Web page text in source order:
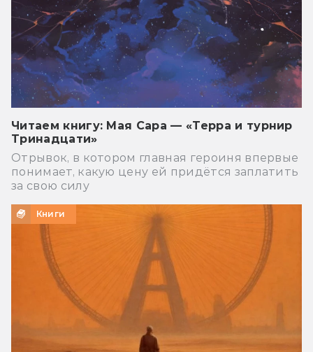
Читаем книгу: Мая Сара — «Терра и турнир
Тринадцати»
Отрывок, в котором главная героиня впервые
понимает, какую цену ей придётся заплатить
за свою силу
Книги